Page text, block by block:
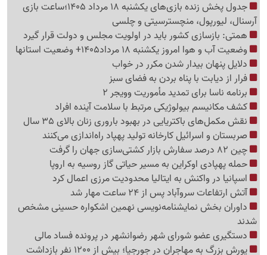
جدول پخش زنده بازی‌های یکشنبه 18 مرداد 1405؛ساعت بازی
آرسنال، لیورپول، منچسترسیتی و چلسی
همتی: بازسازی کشور باید در اولویت مجلس و دولت قرار گیرد
وضعیت آب و هوا امروز یکشنبه 18 مرداد1405+ وضعیت استانها
دلایل پنهان بیدار شدن مکرر در خواب
فرار از دیابت با پناه بردن به فضای سبز
برنامه ناسا برای تمدید مأموریت وویجر 2
کشف مکانیسم بیولوژیکی مرتبط با سلامت آینده افراد
نقش مکمل‌های باکتریایی در بهبود باروری زنان بالای 35 سال
صربستان و اسرائیل کارخانه تولید پهپاد راه‌اندازی می‌کنند
چین 82 درصد سفارش بازار کشتی‌سازی جهان را گرفت
حمله پهپادی اوکراین به مسیر حیاتی گاز روسیه به اروپا
اسپانیا در واکنش به ایتالیا محدودیت مرزی اعمال کرد
آتش ارتفاعات سروآباد پس از 24 ساعت مهار شد
داوران بخش نمایشنامه‌نویسی نهمین اشکواره حسینی مشخص
شدند
دستگیری عضو شورای شهر رضوانشهر در پرونده فساد مالی
یورش بزرگ به مهاجران در جورجیا؛ بیش از 1200 نفر بازداشت